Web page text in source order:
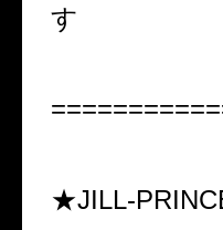
す
★JILL-